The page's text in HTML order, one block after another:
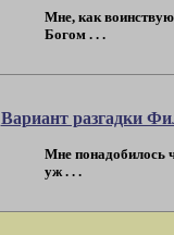
Мне, как
Богом . . .
Вариант разгадки
Мне понадобилось
уж . . .